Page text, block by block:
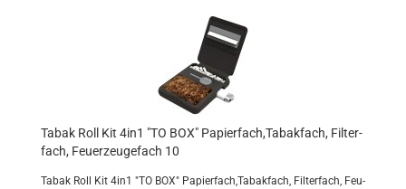
Tabak Roll Kit 4in1 "TO BOX" Pa­pier­fach,Ta­bak­fach, Fil­ter­
fach, Feu­er­zeu­ge­fach 10
Tabak Roll Kit 4in1 "TO BOX" Pa­pier­fach,Ta­bak­fach, Fil­ter­fach, Feu­